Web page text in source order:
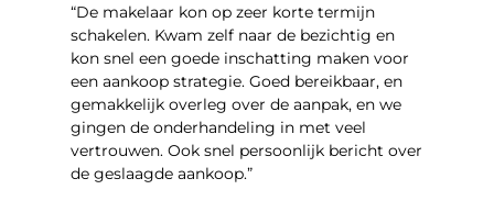
“De makelaar kon op zeer korte termijn
schakelen. Kwam zelf naar de bezichtig en
kon snel een goede inschatting maken voor
een aankoop strategie. Goed bereikbaar, en
gemakkelijk overleg over de aanpak, en we
gingen de onderhandeling in met veel
vertrouwen. Ook snel persoonlijk bericht over
de geslaagde aankoop.”